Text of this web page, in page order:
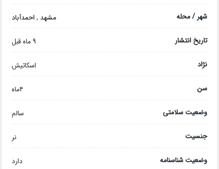
شهر / محله مشهد , احمدآباد
تاریخ انتشار 9 ماه قبل
نژاد اسکاتیش
سن ۴ماه
وضعیت سلامتی سالم
جنسیت نر
وضعیت شناسنامه دارد